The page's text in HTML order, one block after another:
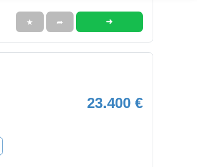
★ ➦ ➜
23.400 €